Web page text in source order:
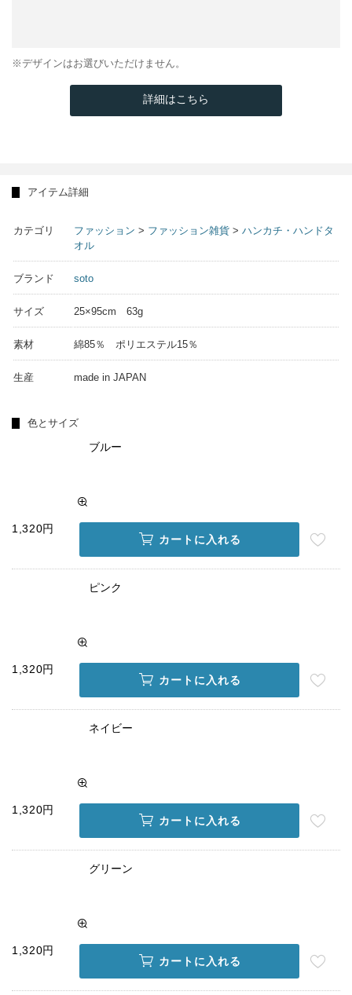
※デザインはお選びいただけません。
詳細はこちら
アイテム詳細
カテゴリ ファッション > ファッション雑貨 > ハンカチ・ハンドタ
オル
ブランド soto
サイズ 25×95cm 63g
素材 綿85％ ポリエステル15％
生産 made in JAPAN
色とサイズ
ブルー
1,320円
カートに入れる
ピンク
1,320円
カートに入れる
ネイビー
1,320円
カートに入れる
グリーン
1,320円
カートに入れる